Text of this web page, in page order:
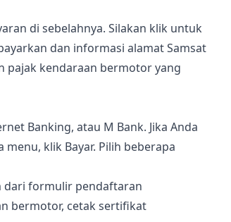
di sebelahnya. Silakan klik untuk
dan informasi alamat Samsat
pajak kendaraan bermotor yang
Banking, atau M Bank. Jika Anda
klik Bayar. Pilih beberapa
dari formulir pendaftaran
bermotor, cetak sertifikat